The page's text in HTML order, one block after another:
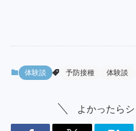
体験談 予防接種 体験談
よかったら